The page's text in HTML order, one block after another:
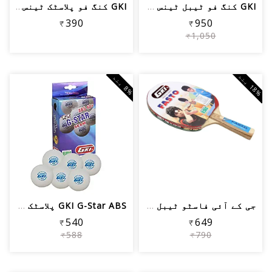
GKI کنگ فو ٹیبل ٹینس ریکیٹ
₹950
₹1,050
GKI کنگ فو پلاسٹک ٹینس بال (سفید) - م...
₹390
جی کے آئی فاسٹو ٹیبل ٹینس ریکیٹ، لکڑی، سرخ
₹649
₹790
1
8
%
ب
ن
د
GKI G-Star ABS پلاسٹک 40+ ٹیبل ٹینس ب...
₹540
₹588
8
%
ب
ن
د